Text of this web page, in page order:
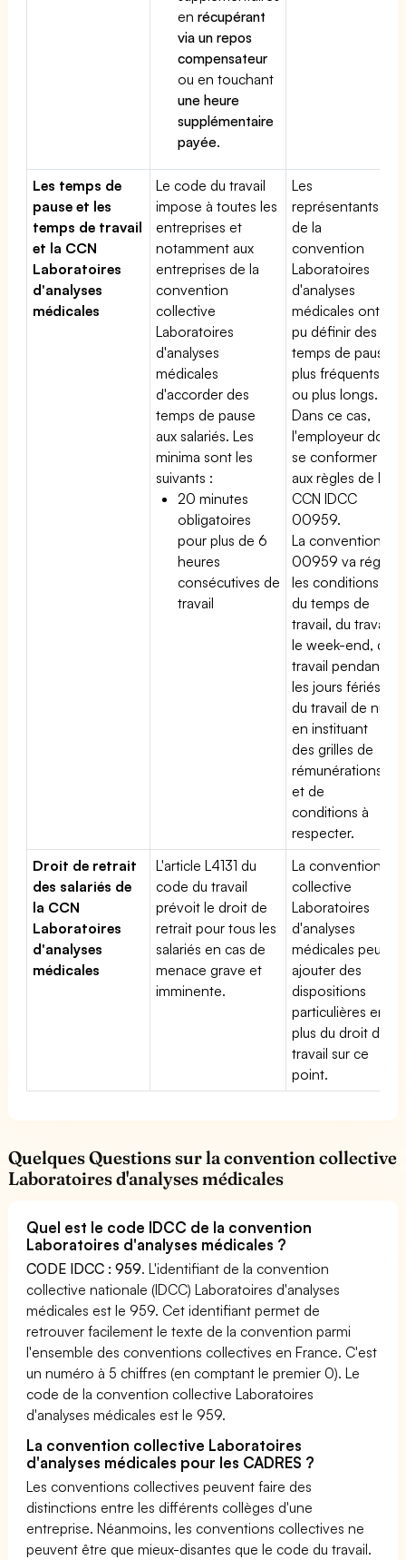
enrécupérant
via un repos
compensateur
ou en touchant
une heure
supplémentaire
payée.
Les temps de
pause et les
temps de travail
et la CCN
Laboratoires
d'analyses
médicales
Le code du travail
impose à toutes les
entreprises et
notamment aux
entreprises de la
convention
collective
Laboratoires
d'analyses
médicales
d'accorder des
temps de pause
aux salariés. Les
minima sont les
suivants :
20 minutes
obligatoires
pour plus de 6
heures
consécutives de
travail
Les
représentants
de la
convention
Laboratoires
d'analyses
médicales ont
pu définir des
temps de pause
plus fréquents
ou plus longs.
Dans ce cas,
l'employeur doit
se conformer
aux règles de la
CCN IDCC
00959.
La convention
00959 va régir
les conditions
du temps de
travail, du travail
le week-end, du
travail pendant
les jours fériés,
du travail de nuit
en instituant
des grilles de
rémunérations
et de
conditions à
respecter.
Droit de retrait
des salariés de
la CCN
Laboratoires
d'analyses
médicales
L'article L4131 du
code du travail
prévoit le droit de
retrait pour tous les
salariés en cas de
menace grave et
imminente.
La convention
collective
Laboratoires
d'analyses
médicales peut
ajouter des
dispositions
particulières en
plus du droit du
travail sur ce
point.
Quelques Questions sur la convention collective
Laboratoires d'analyses médicales
Quel est le code IDCC de la convention
Laboratoires d'analyses médicales ?
CODE IDCC : 959. L'identifiant de la convention
collective nationale (IDCC) Laboratoires d'analyses
médicales est le 959. Cet identifiant permet de
retrouver facilement le texte de la convention parmi
l'ensemble des conventions collectives en France. C'est
un numéro à 5 chiffres (en comptant le premier 0). Le
code de la convention collective Laboratoires
d'analyses médicales est le 959.
La convention collective Laboratoires
d'analyses médicales pour les CADRES ?
Les conventions collectives peuvent faire des
distinctions entre les différents collèges d'une
entreprise. Néanmoins, les conventions collectives ne
peuvent être que mieux-disantes que le code du travail.